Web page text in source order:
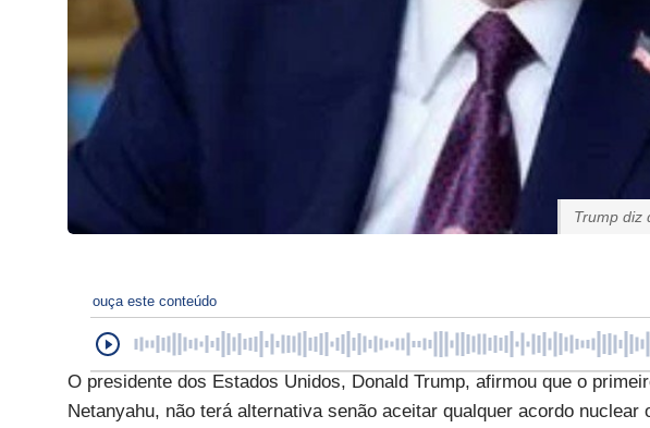
Trump diz
ouça este conteúdo
O presidente dos Estados Unidos, Donald Trump, afirmou que o
Netanyahu, não terá alternativa senão aceitar qualquer acordo